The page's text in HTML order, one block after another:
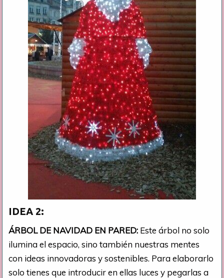
IDEA 2:
ÁRBOL DE NAVIDAD EN PARED: Este árbol no solo
ilumina el espacio, sino también nuestras mentes
con ideas innovadoras y sostenibles. Para elaborarlo
solo tienes que introducir en ellas luces y pegarlas a